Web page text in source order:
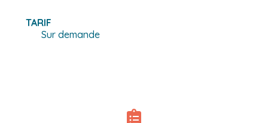
TARIF
Sur demande